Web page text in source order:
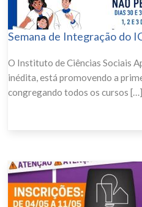
Semana de Integração do
O Instituto de Ciências Sociais
inédita, está promovendo a
congregando todos os cursos […]